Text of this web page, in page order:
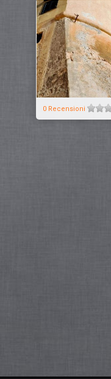
0 Recensioni